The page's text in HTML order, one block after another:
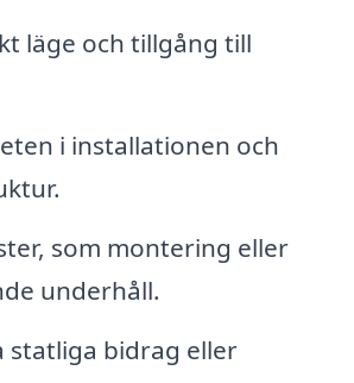
läge och tillgång till
i installationen och
som montering eller
underhåll.
statliga bidrag eller